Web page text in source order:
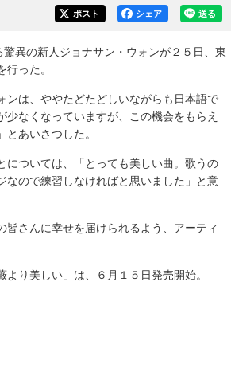
送る
シェア
ポスト
異の新人ジョナサン・ウォンが２５日、東
った。
は、ややたどたどしいながらも日本語で
なくなっていますが、この機会をもらえ
あいさつした。
ついては、「とっても美しい曲。歌うの
なので練習しなければと思いました」と意
さんに幸せを届けられるよう、アーティ
り美しい」は、６月１５日発売開始。